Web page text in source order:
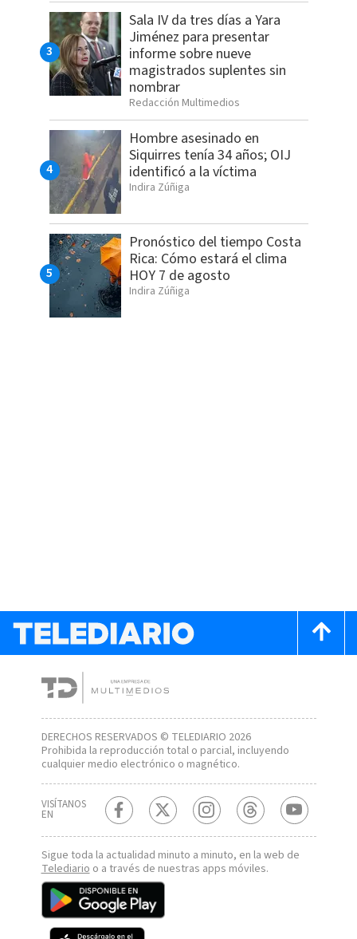
Sala IV da tres días a Yara
Jiménez para presentar
informe sobre nueve
magistrados suplentes sin
nombrar
Redacción Multimedios
Hombre asesinado en
Siquirres tenía 34 años; OIJ
identificó a la víctima
Indira Zúñiga
Pronóstico del tiempo Costa
Rica: Cómo estará el clima
HOY 7 de agosto
Indira Zúñiga
DERECHOS RESERVADOS © TELEDIARIO 2026
Prohibida la reproducción total o parcial, incluyendo
cualquier medio electrónico o magnético.
VISÍTANOS
EN
Sigue toda la actualidad minuto a minuto, en la web de
Telediario o a través de nuestras apps móviles.